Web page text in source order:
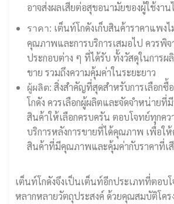
อาจส่งผลเสียต่อสุขอนามัยของผู้ใช้งาน
ราคา: เต็นท์โกดังเก็บสินค้าราคาแพงไ
คุณภาพและการบริการเสมอไป ควรพิจ
ประกอบต่าง ๆ ที่ได้รับ ทั้งวัสดุในการผ
ขาย รวมถึงความคุ้มค่าในระยะยาว
ผู้ผลิต: สิ่งสำคัญที่สุดสำหรับการเลือกซื้
โกดัง ควรเลือกผู้ผลิตและจัดจำหน่ายที่
สินค้าให้เลือกครบครัน ตอบโจทย์ทุกคว
บริการหลังการขายที่ได้คุณภาพ เพื่อใ
สินค้าที่มีคุณภาพและคุ้มค่ากับราคาที่เ
เต็นท์โกดังจึงเป็นเต็นท์อีกประเภทที่ตอบ
หลากหลายวัตถุประสงค์ ด้วยคุณสมบัติโคร